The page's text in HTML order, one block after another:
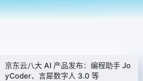
京东云八大 AI 产品发布：编程助手 Jo
yCoder、言犀数字人 3.0 等